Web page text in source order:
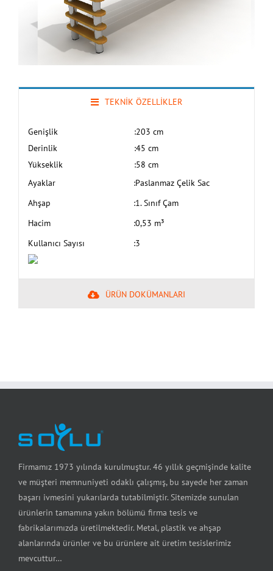
TEKNİK ÖZELLİKLER
Genişlik :203 cm
Derinlik
:45 cm
Yükseklik
:58 cm
Ayaklar
:Paslanmaz Çelik Sac
Ahşap
:1. Sınıf Çam
Hacim
:0,53 m³
Kullanıcı Sayısı
:3
ÜRÜN DOKÜMANLARI
Firmamız 1973 yılında kurulmuştur. 46 yıllık geçmişinde kalite
ve müşteri memnuniyeti odaklı çalışmış, bu sayede her zaman
başarı ivmesini yukarılarda tutabilmiştir. Sitemizde sunulan
ürünlerin tamamına yakın bölümü firma tesis ve
fabrikalarımızda üretilmektedir. Metal, plastik ve ahşap
alanlarında ürünler ve bu ürünlere ait üretim tesislerimiz
mevcuttur…